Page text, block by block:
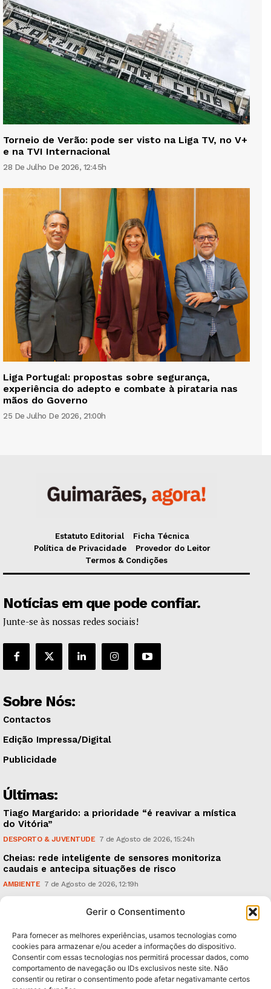
Gerir o Consentimento
Para fornecer as melhores experiências, usamos tecnologias como
cookies para armazenar e/ou aceder a informações do dispositivo.
Consentir com essas tecnologias nos permitirá processar dados, como
comportamento de navegação ou IDs exclusivos neste site. Não
consentir ou retirar o consentimento pode afetar negativamante certos
Torneio de Verão: pode ser visto na Liga TV, no V+
e na TVI Internacional
28 De Julho De 2026, 12:45h
Liga Portugal: propostas sobre segurança,
experiência do adepto e combate à pirataria nas
mãos do Governo
25 De Julho De 2026, 21:00h
Estatuto Editorial
Ficha Técnica
Política de Privacidade
Provedor do Leitor
Termos & Condições
Notícias em que pode confiar.
Junte-se às nossas redes sociais!
Sobre Nós:
Contactos
Edição Impressa/Digital
Publicidade
Últimas:
Tiago Margarido: a prioridade “é reavivar a mística
do Vitória”
DESPORTO & JUVENTUDE 7 de Agosto de 2026, 15:24h
Cheias: rede inteligente de sensores monitoriza
caudais e antecipa situações de risco
AMBIENTE 7 de Agosto de 2026, 12:19h
Subscreva Newsletter: